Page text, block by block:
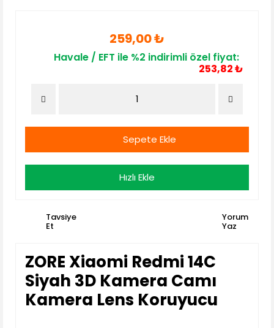
259,00 ₺
Havale / EFT ile %2 indirimli özel fiyat:
253,82 ₺
Sepete Ekle
Hızlı Ekle
Tavsiye
Et
Yorum
Yaz
ZORE Xiaomi Redmi 14C
Siyah 3D Kamera Camı
Kamera Lens Koruyucu